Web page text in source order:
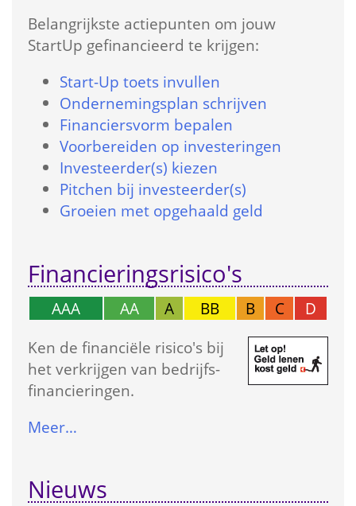
Belangrijkste actie­punten om jouw
StartUp gefinancieerd te krijgen:
Start-Up toets in­vullen
Onder­nemings­plan schrijven
Financiers­vorm bepalen
Voorbereiden op investeringen
Investeerder(s) kiezen
Pitchen bij investeerder(s)
Groeien met opgehaald geld
Financierings­risico's
AAA AA A BB B C
D
Ken de financiële risico's bij
het verkrijgen van bedrijfs­
financieringen.
Meer…
Nieuws